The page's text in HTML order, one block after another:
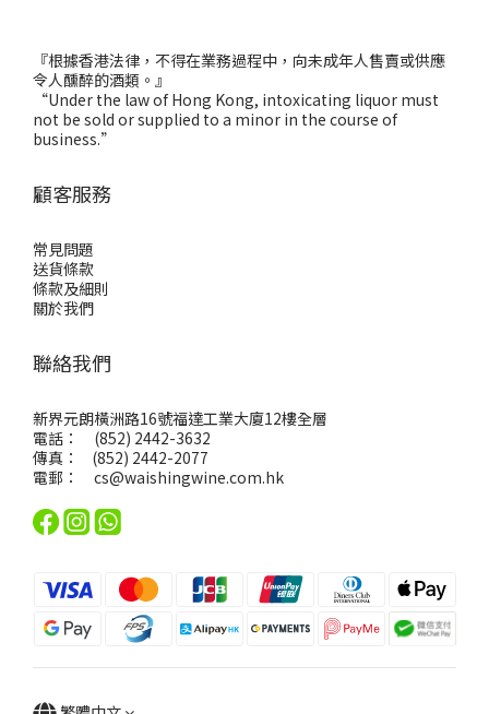
『根據香港法律，不得在業務過程中，向未成年人售賣或供應
令人醺醉的酒類。』
“Under the law of Hong Kong, intoxicating liquor must
not be sold or supplied to a minor in the course of
business.”
顧客服務
常見問題
送貨條款
條款及細則
關於我們
聯絡我們
新界元朗橫洲路16號福達工業大廈12樓全層
電話： (852) 2442-3632
傳真： (852) 2442-2077
電郵： cs@waishingwine.com.hk